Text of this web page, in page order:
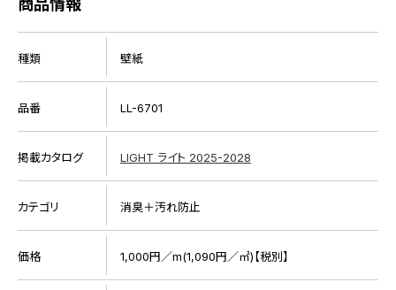
種類 壁紙
品番 LL-6701
掲載カタログ LIGHT ライト 2025-2028
カテゴリ 消臭＋汚れ防止
価格 1,000円／m(1,090円／㎡)【税別】